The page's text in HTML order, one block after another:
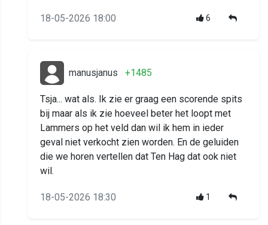
18-05-2026 18:00 6
manusjanus +1485
Tsja... wat als. Ik zie er graag een scorende spits
bij maar als ik zie hoeveel beter het loopt met
Lammers op het veld dan wil ik hem in ieder
geval niet verkocht zien worden. En de geluiden
die we horen vertellen dat Ten Hag dat ook niet
wil.
18-05-2026 18:30 1